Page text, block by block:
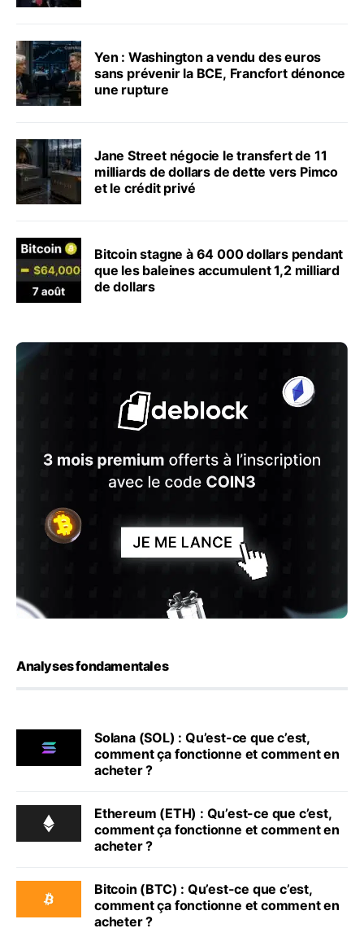
Yen : Washington a vendu des euros
sans prévenir la BCE, Francfort dénonce
une rupture
Jane Street négocie le transfert de 11
milliards de dollars de dette vers Pimco
et le crédit privé
Bitcoin stagne à 64 000 dollars pendant
que les baleines accumulent 1,2 milliard
de dollars
Analyses fondamentales
Solana (SOL) : Qu’est-ce que c’est,
comment ça fonctionne et comment en
acheter ?
Ethereum (ETH) : Qu’est-ce que c’est,
comment ça fonctionne et comment en
acheter ?
Bitcoin (BTC) : Qu’est-ce que c’est,
comment ça fonctionne et comment en
acheter ?